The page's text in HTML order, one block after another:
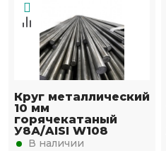
Круг металлический
10 мм
горячекатаный
У8А/AISI W108
В наличии